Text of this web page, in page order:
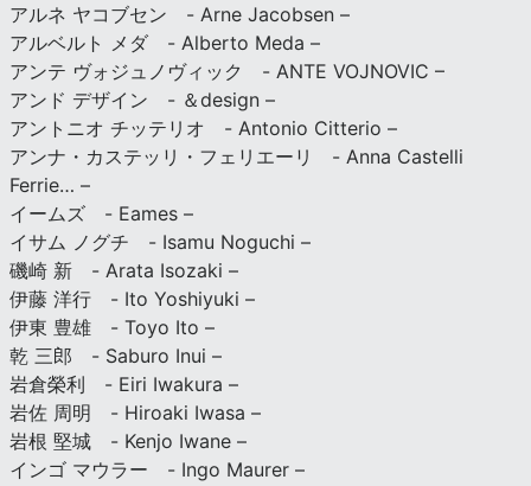
アルネ ヤコブセン - Arne Jacobsen –
アルベルト メダ - Alberto Meda –
アンテ ヴォジュノヴィック - ANTE VOJNOVIC –
アンド デザイン - ＆design –
アントニオ チッテリオ - Antonio Citterio –
アンナ・カステッリ・フェリエーリ - Anna Castelli
Ferrie… –
イームズ - Eames –
イサム ノグチ - Isamu Noguchi –
磯崎 新 - Arata Isozaki –
伊藤 洋行 - Ito Yoshiyuki –
伊東 豊雄 - Toyo Ito –
乾 三郎 - Saburo Inui –
岩倉榮利 - Eiri Iwakura –
岩佐 周明 - Hiroaki Iwasa –
岩根 堅城 - Kenjo Iwane –
インゴ マウラー - Ingo Maurer –